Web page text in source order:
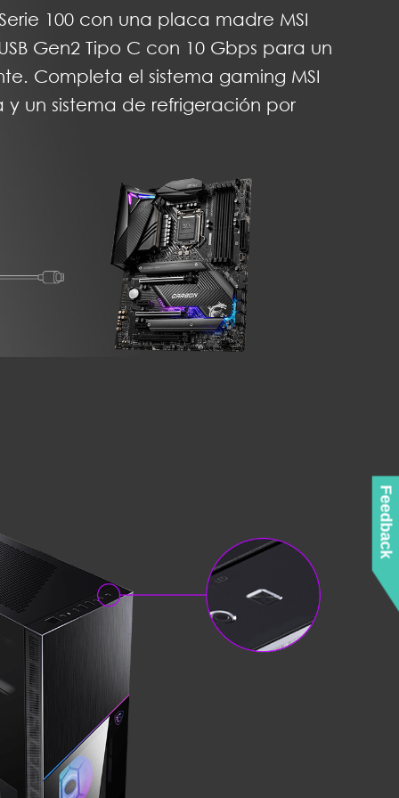
100 con una placa madre MSI
Gen2 Tipo C con 10 Gbps para un
Completa el sistema gaming MSI
un sistema de refrigeración por
Feedback